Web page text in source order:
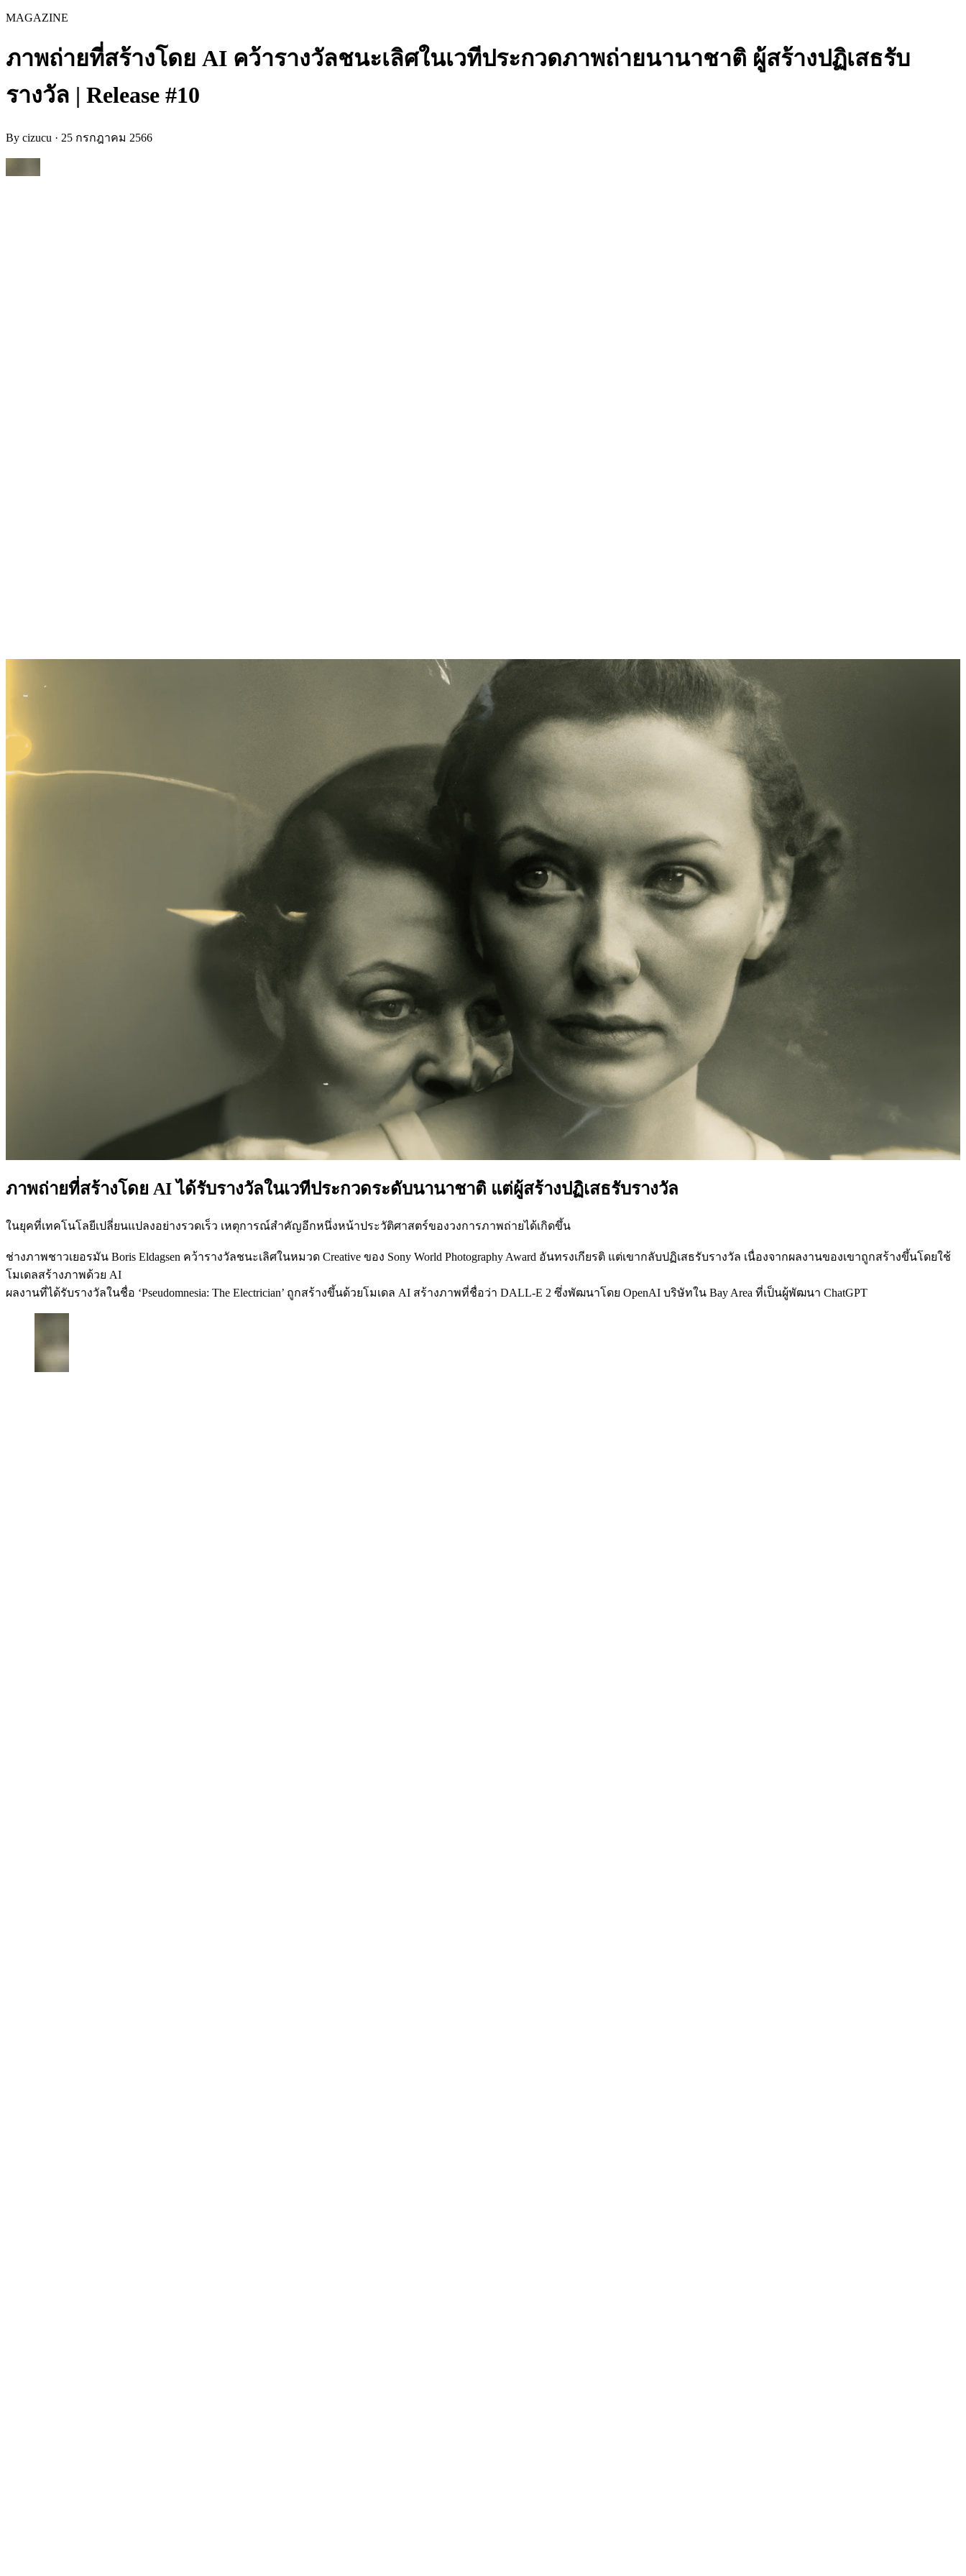
MAGAZINE
ภาพถ่ายที่สร้างโดย AI คว้ารางวัลชนะเลิศในเวทีประกวดภาพถ่ายนานาชาติ ผู้สร้างปฏิเสธรับ
รางวัล | Release #10
By cizucu · 25 กรกฎาคม 2566
ภาพถ่ายที่สร้างโดย AI ได้รับรางวัลในเวทีประกวดระดับนานาชาติ แต่ผู้สร้างปฏิเสธรับรางวัล
ในยุคที่เทคโนโลยีเปลี่ยนแปลงอย่างรวดเร็ว เหตุการณ์สำคัญอีกหนึ่งหน้าประวัติศาสตร์ของวงการภาพถ่ายได้เกิดขึ้น
ช่างภาพชาวเยอรมัน Boris Eldagsen คว้ารางวัลชนะเลิศในหมวด Creative ของ Sony World Photography Award อันทรงเกียรติ แต่เขากลับปฏิเสธรับรางวัล เนื่องจากผลงานของเขาถูกสร้างขึ้นโดยใช้
โมเดลสร้างภาพด้วย AI
ผลงานที่ได้รับรางวัลในชื่อ ‘Pseudomnesia: The Electrician’ ถูกสร้างขึ้นด้วยโมเดล AI สร้างภาพที่ชื่อว่า DALL-E 2 ซึ่งพัฒนาโดย OpenAI บริษัทใน Bay Area ที่เป็นผู้พัฒนา ChatGPT